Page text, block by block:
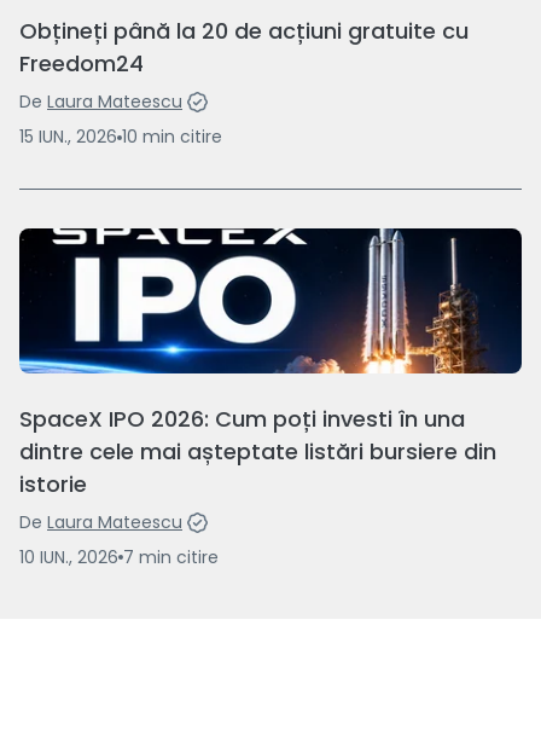
Obțineți până la 20 de acțiuni gratuite cu
Freedom24
De Laura Mateescu
15 IUN., 2026 10 min citire
SpaceX IPO 2026: Cum poți investi în una
dintre cele mai așteptate listări bursiere din
istorie
De Laura Mateescu
10 IUN., 2026 7 min citire